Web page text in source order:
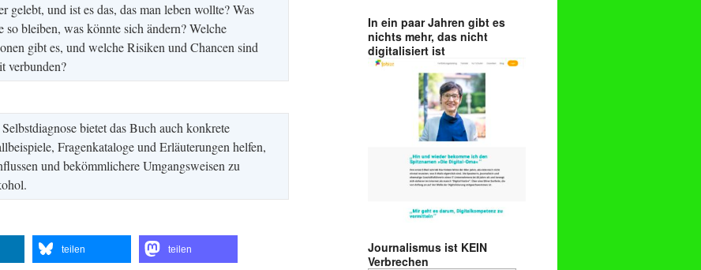
gelebt, und ist es das, das man leben wollte? Was
so bleiben, was könnte sich ändern? Welche
gibt es, und welche Risiken und Chancen sind
verbunden?
bietet das Buch auch konkrete
Fragenkataloge und Erläuterungen helfen,
und bekömmlichere Umgangsweisen zu
teilen teilen
In ein paar Jahren gibt es
nichts mehr, das nicht
digitalisiert ist
Journalismus ist KEIN
Verbrechen